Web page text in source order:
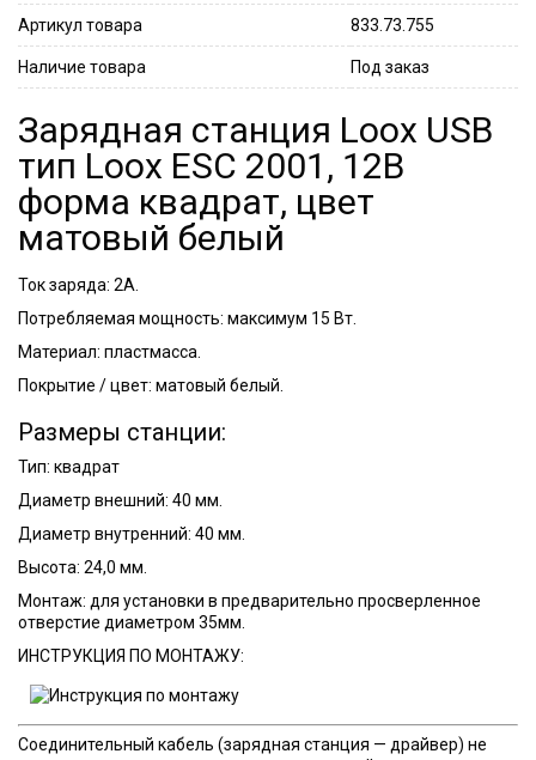
Артикул товара 833.73.755
Наличие товара Под заказ
Зарядная станция Loox USB
тип Loox ESC 2001, 12В
форма квадрат, цвет
матовый белый
Ток заряда: 2А.
Потребляемая мощность: максимум 15 Вт.
Материал: пластмасса.
Покрытие / цвет: матовый белый.
Размеры станции:
Тип: квадрат
Диаметр внешний: 40 мм.
Диаметр внутренний: 40 мм.
Высота: 24,0 мм.
Монтаж: для установки в предварительно просверленное
отверстие диаметром 35мм.
​ИНСТРУКЦИЯ ПО МОНТАЖУ:
​Соединительный кабель (зарядная станция — драйвер) не